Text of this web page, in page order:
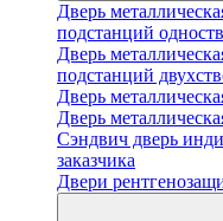
Дверь
подстанций
Дверь
подстанций
Дверь
Дверь
Cэндвич дверь
заказчика
Двери